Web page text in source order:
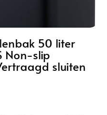
50 liter
Non-slip
sluiten